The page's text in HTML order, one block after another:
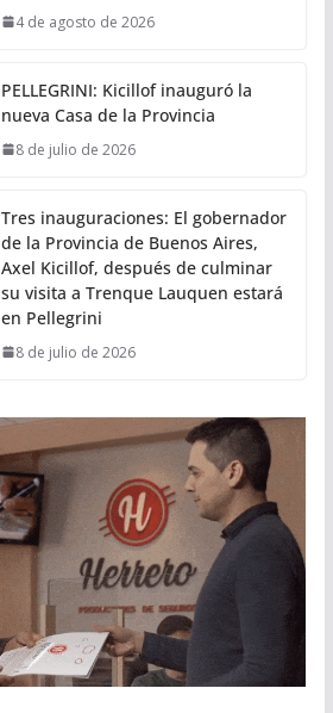
4 de agosto de 2026
PELLEGRINI: Kicillof inauguró la
nueva Casa de la Provincia
8 de julio de 2026
Tres inauguraciones: El gobernador
de la Provincia de Buenos Aires,
Axel Kicillof, después de culminar
su visita a Trenque Lauquen estará
en Pellegrini
8 de julio de 2026